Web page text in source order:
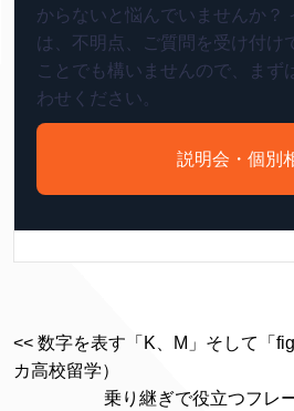
からないと悩んでいませんか？
は、不明点、ご質問を受け付け
ことでも構いませんので、まず
わせください。
説明会・個別
<< 数字を表す「K、M」そして「
カ高校留学）
乗り継ぎで役立つフレ